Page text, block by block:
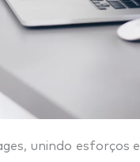
unindo esforços